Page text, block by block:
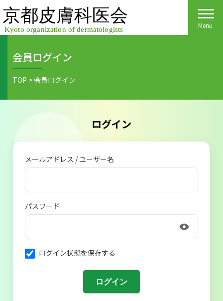
Skip
to
content
Menu
Home
医院検索
皮膚の日
皮膚の病気
医療関係者の皆様へ
会員様へごあいさつ
活動報告
ご入会方法
会員様へ
各種手続き
保険診療
会則
会員ログイン
TOP > 会員ログイン
ログイン
メールアドレス / ユーザー名
パスワード
ログイン状態を保存する